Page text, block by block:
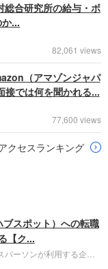
総合研究所の給与・ボ
...
82,061 views
（アマゾンジャパ
接では何を聞かれる...
77,600 views
クセスランキング
スポット）への転職
【ク...
ーソンが利用する企業